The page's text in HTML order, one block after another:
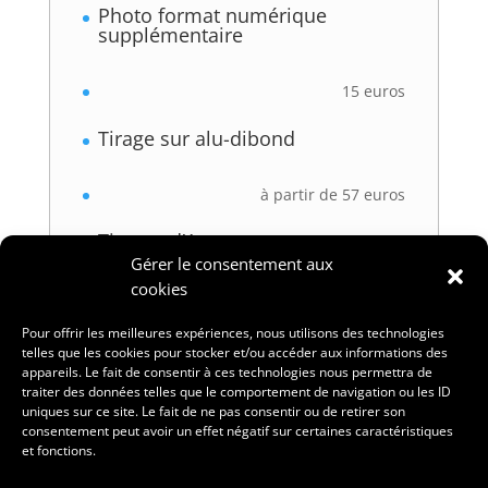
Gérer le consentement aux
cookies
Pour offrir les meilleures expériences, nous utilisons des technologies
telles que les cookies pour stocker et/ou accéder aux informations des
appareils. Le fait de consentir à ces technologies nous permettra de
traiter des données telles que le comportement de navigation ou les ID
uniques sur ce site. Le fait de ne pas consentir ou de retirer son
consentement peut avoir un effet négatif sur certaines caractéristiques
et fonctions.
Photo format numérique
supplémentaire
15 euros
Tirage sur alu-dibond
à partir de 57 euros
Tirages d’Art
Bain de lait + fleurs
30 euros